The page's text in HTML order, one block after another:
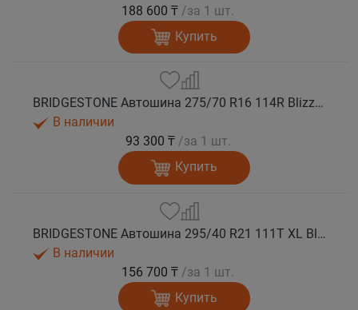
188 600 ₸ /за 1 шт.
Купить
BRIDGESTONE Автошина 275/70 R16 114R Blizzak DM-V3 зима
В наличии
93 300 ₸ /за 1 шт.
Купить
BRIDGESTONE Автошина 295/40 R21 111T XL Blizzak DM-V3 зима
В наличии
156 700 ₸ /за 1 шт.
Купить